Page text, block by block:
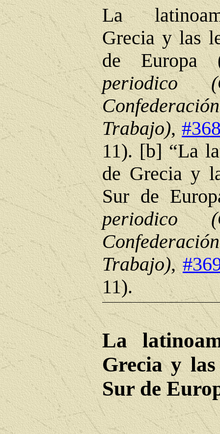
La
Grecia y las
de
periodico
(
Trabajo),
11). [b] “La
de Grecia y
Sur de
periodico
(
Trabajo),
11).
La
Grecia y
Sur de